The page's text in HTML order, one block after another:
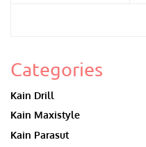
Categories
Kain Drill
Kain Maxistyle
Kain Parasut